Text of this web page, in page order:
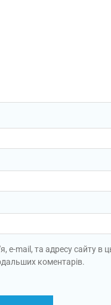
e-mail, та адресу сайту в
коментарів.